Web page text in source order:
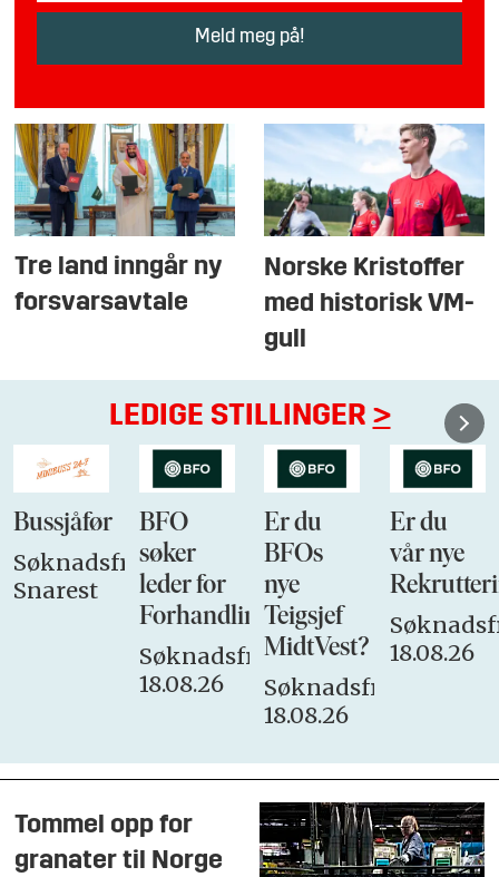
Tre land inngår ny
forsvarsavtale
Norske Kristoffer
med historisk VM-
gull
LEDIGE STILLINGER >
Bussjåfør
Søknadsfrist:
Snarest
BFO
søker
leder for
Forhandlingsutvalget
Søknadsfrist:
18.08.26
Er du
BFOs
nye
Teigsjef
MidtVest?
Søknadsfrist:
18.08.26
Er du
vår nye
18.08.26
Tommel opp for
granater til Norge